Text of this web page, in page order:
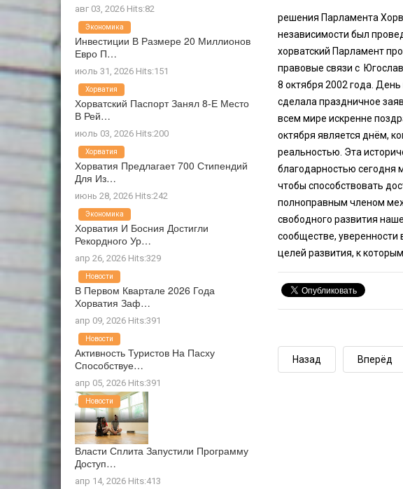
решения Парламента
независимости был
хорватский Парламент
правовые связи с
8 октября 2002 года.
сделала праздничное
всем мире искренне
октября является днём,
реальностью. Эта
благодарностью сегодня
чтобы способствовать
полноправным членом
свободного развития
сообществе,
целей развития, к
Назад Вперёд
авг 03, 2026 Hits:82
Инвестиции В Размере 20 Миллионов
Евро П…
июль 31, 2026 Hits:151
Экономика
Хорватский Паспорт Занял 8-Е Место
В Рей…
июль 03, 2026 Hits:200
Хорватия
Хорватия Предлагает 700 Стипендий
Для Из…
июнь 28, 2026 Hits:242
Хорватия
Хорватия И Босния Достигли
Рекордного Ур…
апр 26, 2026 Hits:329
Экономика
В Первом Квартале 2026 Года
Хорватия Заф…
апр 09, 2026 Hits:391
Новости
Активность Туристов На Пасху
Способствуе…
апр 05, 2026 Hits:391
Новости
Власти Сплита Запустили Программу
Доступ…
апр 14, 2026 Hits:413
Новости